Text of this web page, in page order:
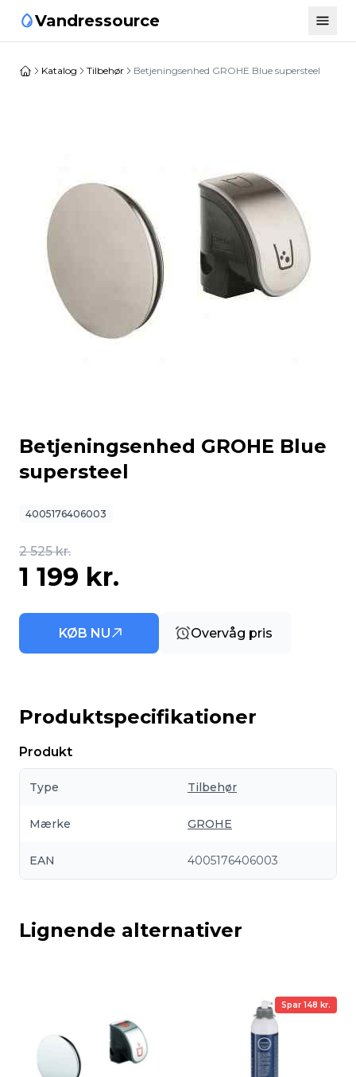
Vandressource
Katalog Tilbehør Betjeningsenhed GROHE Blue supersteel
Betjeningsenhed GROHE Blue
supersteel
4005176406003
2 525 kr.
1 199 kr.
KØB NU Overvåg pris
Produktspecifikationer
Produkt
Type Tilbehør
Mærke GROHE
EAN 4005176406003
Lignende alternativer
Spar 148 kr.